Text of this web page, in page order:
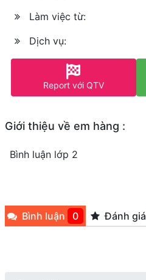
Làm việc từ:
Dịch vụ:
Report với QTV
Giới thiệu về em hàng :
Bình luận lớp 2
Bình luận 0 Đánh giá